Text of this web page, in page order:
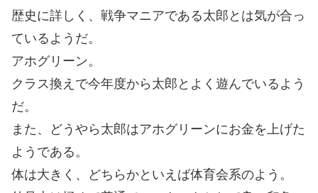
歴史に詳しく、戦争マニアである太郎とは気が合っ
ているようだ。
アホグリーン。
クラス換えで今年度から太郎とよく遊んでいるよう
だ。
また、どうやら太郎はアホグリーンにお金を上げた
ようである。
体は大きく、どちらかといえば体育会系のよう。